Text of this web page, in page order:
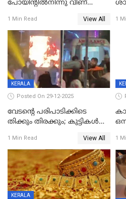
പോയിന്റിൽനിന്നു വീണ്
1 Min Read View All 1
KERALA
Posted On 29-12-2025
വേടന്റെ പരിപാടിക്കിടെ
തിക്കും തിരക്കും; കുട്ടികള്‍
പരിക്ക്; പാളം മറികടന്ന
യുവാവ് ട്രെയിന്‍ തട്ടി മരിച്ചു
1 Min Read View All 1
KERALA